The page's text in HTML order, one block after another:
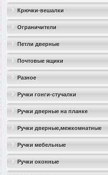
Крючки-вешалки
Ограничители
дверные(стопоры)
Петли дверные
Почтовые ящики
Разное
Ручки гонги-стучалки
Ручки дверные на планке
Ручки дверные,межкомнатные
Ручки мебельные
Ручки оконные